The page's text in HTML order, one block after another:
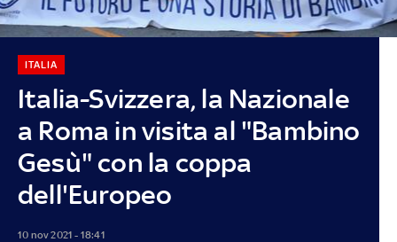
Italia-Svizzera, la Nazionale
a Roma in visita al "Bambino
Gesù" con la coppa
dell'Europeo
ITALIA
10 nov 2021 - 18:41